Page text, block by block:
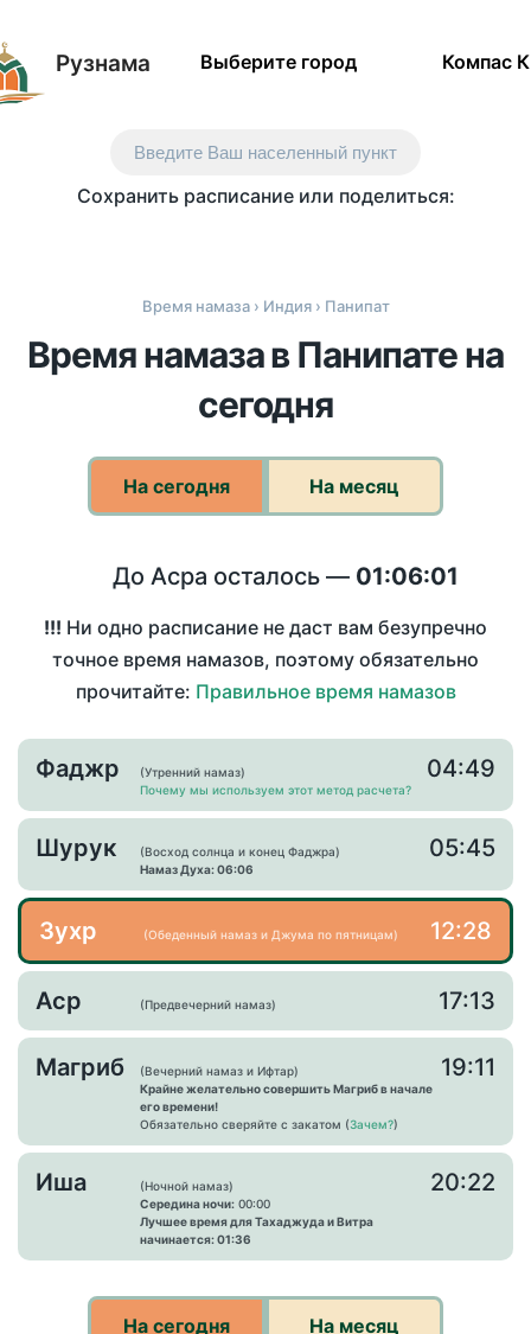
Рузнама Выберите город Компас
Введите Ваш населенный пункт
Сохранить расписание или поделиться:
Время намаза› Индия› Панипат
Время намаза в Панипате на
сегодня
На сегодня На месяц
До Асра осталось — 01:06:01
!!! Ни одно расписание не даст вам безупречно
точное время намазов, поэтому обязательно
прочитайте: Правильное время намазов
Фаджр
(Утренний намаз)
Почему мы используем этот метод расчета?
04:49
Шурук
(Восход солнца и конец Фаджра)
Намаз Духа: 06:06
05:45
Зухр (Обеденный намаз и Джума по пятницам) 12:28
Аср (Предвечерний намаз) 17:13
Магриб
(Вечерний намаз и Ифтар)
Крайне желательно совершить Магриб в начале
его времени!
Обязательно сверяйте с закатом (Зачем?)
19:11
Иша
(Ночной намаз)
Середина ночи: 00:00
Лучшее время для Тахаджуда и Витра
начинается: 01:36
20:22
На сегодня На месяц